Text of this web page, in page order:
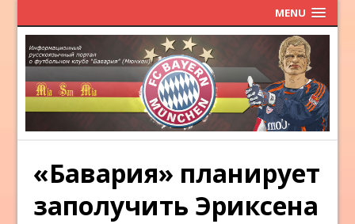
MENU
«Бавария» планирует
заполучить Эриксена